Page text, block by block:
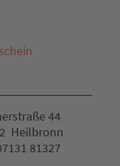
44
Heilbronn
81327